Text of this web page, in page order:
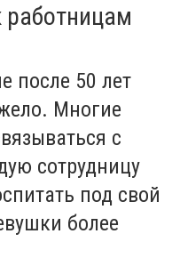
работницам
после 50 лет
Многие
с
сотрудницу
под свой
более